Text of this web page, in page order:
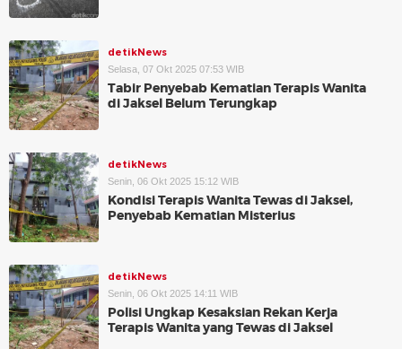
detikNews
Selasa, 07 Okt 2025 07:53 WIB
Tabir Penyebab Kematian Terapis Wanita
di Jaksel Belum Terungkap
detikNews
Senin, 06 Okt 2025 15:12 WIB
Kondisi Terapis Wanita Tewas di Jaksel,
Penyebab Kematian Misterius
detikNews
Senin, 06 Okt 2025 14:11 WIB
Polisi Ungkap Kesaksian Rekan Kerja
Terapis Wanita yang Tewas di Jaksel